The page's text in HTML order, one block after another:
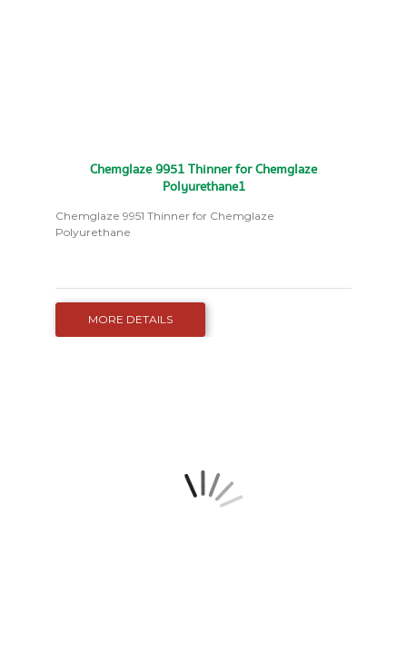
Chemglaze 9951 Thinner for Chemglaze
Polyurethane1
Chemglaze 9951 Thinner for Chemglaze
Polyurethane
MORE DETAILS